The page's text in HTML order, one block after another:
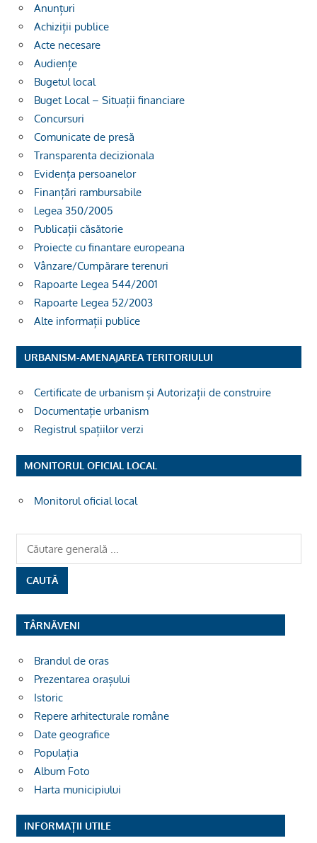
Anunțuri
Achiziții publice
Acte necesare
Audiențe
Bugetul local
Buget Local – Situații financiare
Concursuri
Comunicate de presă
Transparenta decizionala
Evidența persoanelor
Finanțări rambursabile
Legea 350/2005
Publicații căsătorie
Proiecte cu finantare europeana
Vânzare/Cumpărare terenuri
Rapoarte Legea 544/2001
Rapoarte Legea 52/2003
Alte informații publice
URBANISM-AMENAJAREA TERITORIULUI
Certificate de urbanism și Autorizații de construire
Documentație urbanism
Registrul spațiilor verzi
MONITORUL OFICIAL LOCAL
Monitorul oficial local
TÂRNĂVENI
Brandul de oras
Prezentarea orașului
Istoric
Repere arhitecturale române
Date geografice
Populația
Album Foto
Harta municipiului
INFORMAȚII UTILE